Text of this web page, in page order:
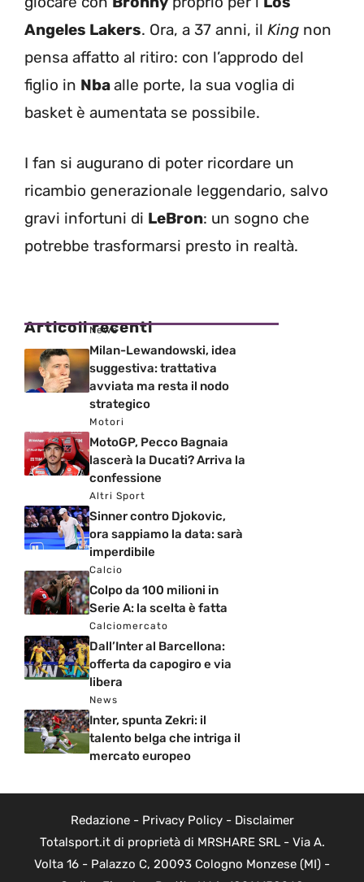
Angeles Lakers. Ora, a 37 anni, il King non
pensa affatto al ritiro: con l’approdo del
figlio in Nbaalle porte, la sua voglia di
basket è aumentata se possibile.
I fan si augurano di poter ricordare un
ricambio generazionale leggendario, salvo
gravi infortuni di LeBron: un sogno che
potrebbe trasformarsi presto in realtà.
Articoli recenti
News
Milan-Lewandowski, idea
suggestiva: trattativa
avviata ma resta il nodo
strategico
Motori
MotoGP, Pecco Bagnaia
lascerà la Ducati? Arriva la
confessione
Altri Sport
Sinner contro Djokovic,
ora sappiamo la data: sarà
imperdibile
Calcio
Colpo da 100 milioni in
Serie A: la scelta è fatta
Calciomercato
Dall’Inter al Barcellona:
offerta da capogiro e via
libera
News
Inter, spunta Zekri: il
talento belga che intriga il
mercato europeo
Redazione- Privacy Policy- Disclaimer
Totalsport.it di proprietà di MRSHARE SRL - Via A.
Volta 16 - Palazzo C, 20093 Cologno Monzese (MI) -